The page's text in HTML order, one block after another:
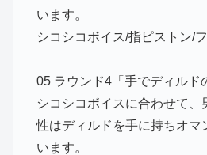
います。
シコシコボイス/指ピストン/
05 ラウンド4「手でディルド
シコシコボイスに合わせて、
性はディルドを手に持ちオマ
います。